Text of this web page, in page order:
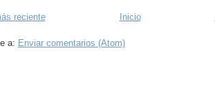
reciente Inicio
a: Enviar comentarios (Atom)